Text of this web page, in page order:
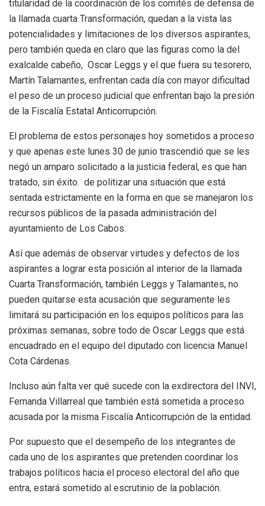
titularidad de la coordinación de los comités de defensa de
la llamada cuarta Transformación, quedan a la vista las
potencialidades y limitaciones de los diversos aspirantes,
pero también queda en claro que las figuras como la del
exalcalde cabeño, Oscar Leggs y el que fuera su tesorero,
Martín Talamantes, enfrentan cada día con mayor dificultad
el peso de un proceso judicial que enfrentan bajo la presión
de la Fiscalía Estatal Anticorrupción.
El problema de estos personajes hoy sometidos a proceso
y que apenas este lunes 30 de junio trascendió que se les
negó un amparo solicitado a la justicia federal, es que han
tratado, sin éxito. de politizar una situación que está
sentada estrictamente en la forma en que se manejaron los
recursos públicos de la pasada administración del
ayuntamiento de Los Cabos.
Así que además de observar virtudes y defectos de los
aspirantes a lograr esta posición al interior de la llamada
Cuarta Transformación, también Leggs y Talamantes, no
pueden quitarse esta acusación que seguramente les
limitará su participación en los equipos políticos para las
próximas semanas, sobre todo de Oscar Leggs que está
encuadrado en el equipo del diputado con licencia Manuel
Cota Cárdenas.
Incluso aún falta ver qué sucede con la exdirectora del INVI,
Fernanda Villarreal que también está sometida a proceso
acusada por la misma Fiscalía Anticorrupción de la entidad.
Por supuesto que el desempeño de los integrantes de
cada uno de los aspirantes que pretenden coordinar los
trabajos políticos hacia el proceso electoral del año que
entra, estará sometido al escrutinio de la población.